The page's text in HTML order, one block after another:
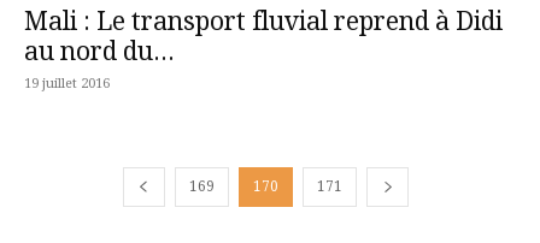
Mali : Le transport fluvial reprend à Didi
au nord du...
19 juillet 2016
169 170 171